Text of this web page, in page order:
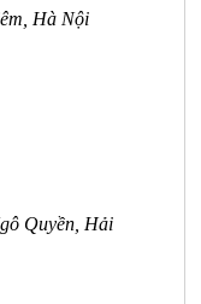
Hà Nội
Quyền, Hải